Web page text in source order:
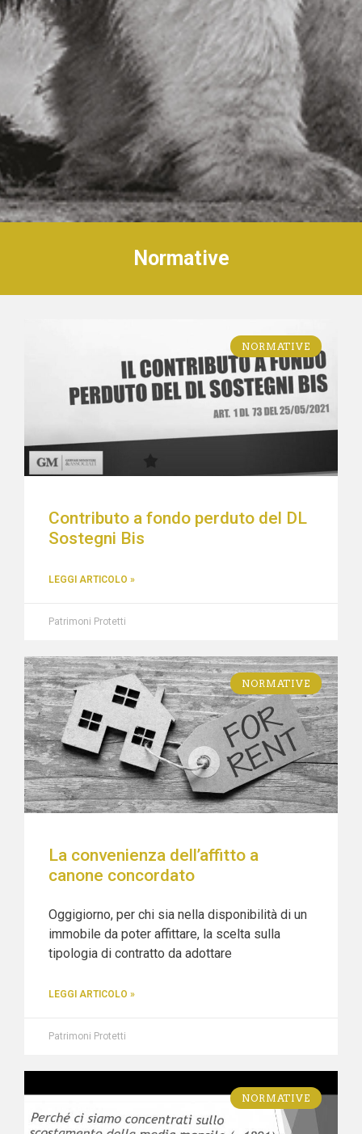
Normative
NORMATIVE
Contributo a fondo perduto del DL
Sostegni Bis
LEGGI ARTICOLO »
Patrimoni Protetti
NORMATIVE
La convenienza dell’affitto a
canone concordato
Oggigiorno, per chi sia nella disponibilità di un
immobile da poter affittare, la scelta sulla
tipologia di contratto da adottare
LEGGI ARTICOLO »
Patrimoni Protetti
NORMATIVE